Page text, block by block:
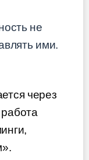
не
ими.
через